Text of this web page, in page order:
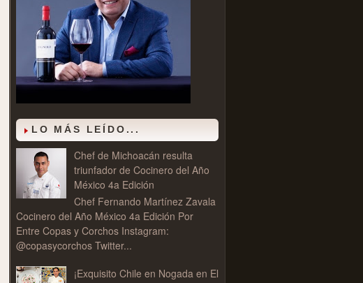
LO MÁS LEÍDO...
Chef de Michoacán resulta
triunfador de Cocinero del Año
México 4a Edición
Chef Fernando Martínez Zavala
Cocinero del Año México 4a Edición Por
Entre Copas y Corchos Instagram:
@copasycorchos Twitter...
¡Exquisito Chile en Nogada en El